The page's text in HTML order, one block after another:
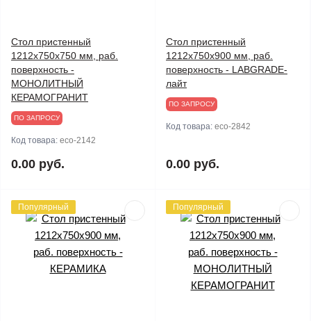
Стол пристенный
1212х750х750 мм, раб.
поверхность -
МОНОЛИТНЫЙ
КЕРАМОГРАНИТ
ПО ЗАПРОСУ
Код товара: eco-2142
0.00 руб.
Стол пристенный
1212х750х900 мм, раб.
поверхность - LABGRADE-
лайт
ПО ЗАПРОСУ
Код товара: eco-2842
0.00 руб.
Популярный Популярный